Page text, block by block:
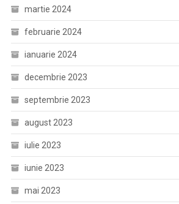
martie 2024
februarie 2024
ianuarie 2024
decembrie 2023
septembrie 2023
august 2023
iulie 2023
iunie 2023
mai 2023